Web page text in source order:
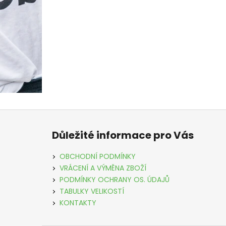
Důležité informace pro Vás
OBCHODNÍ PODMÍNKY
VRÁCENÍ A VÝMĚNA ZBOŽÍ
PODMÍNKY OCHRANY OS. ÚDAJŮ
TABULKY VELIKOSTÍ
KONTAKTY